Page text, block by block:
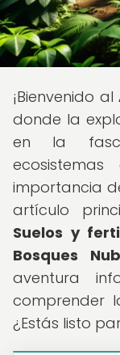
¡Bienvenido al
donde la
en la
importancia
artículo
Suelos y
Bosques
aventura
comprender
¿Estás listo